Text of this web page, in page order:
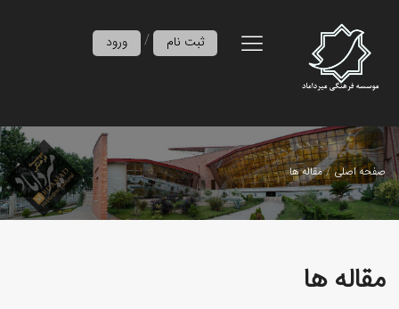
ورود / ثبت نام
صفحه اصلی مقاله ها
مقاله ها